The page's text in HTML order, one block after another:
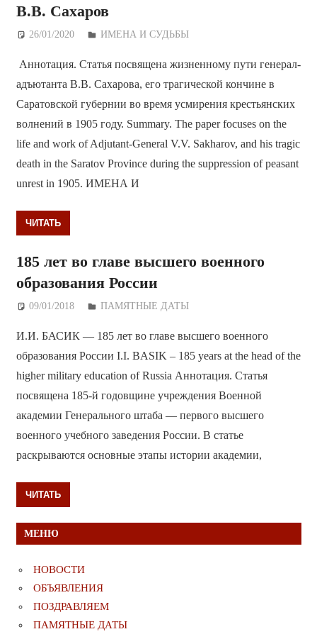
В.В. Сахаров
26/01/2020 Дежурный по Редакции
ИМЕНА И СУДЬБЫ
Аннотация. Статья посвящена жизненному пути генерал-
адъютанта В.В. Сахарова, его трагической кончине в
Саратовской губернии во время усмирения крестьянских
волнений в 1905 году. Summary. The paper focuses on the
life and work of Adjutant-General V.V. Sakharov, and his tragic
death in the Saratov Province during the suppression of peasant
unrest in 1905. ИМЕНА И
ЧИТАТЬ
185 лет во главе высшего военного
образования России
09/01/2018 Дежурный по Редакции
ПАМЯТНЫЕ ДАТЫ
И.И. БАСИК — 185 лет во главе высшего военного
образования России I.I. BASIK – 185 years at the head of the
higher military education of Russia Аннотация. Статья
посвящена 185-й годовщине учреждения Военной
академии Генерального штаба — первого высшего
военного учебного заведения России. В статье
раскрываются основные этапы истории академии,
ЧИТАТЬ
МЕНЮ
НОВОСТИ
ОБЪЯВЛЕНИЯ
ПОЗДРАВЛЯЕМ
ПАМЯТНЫЕ ДАТЫ